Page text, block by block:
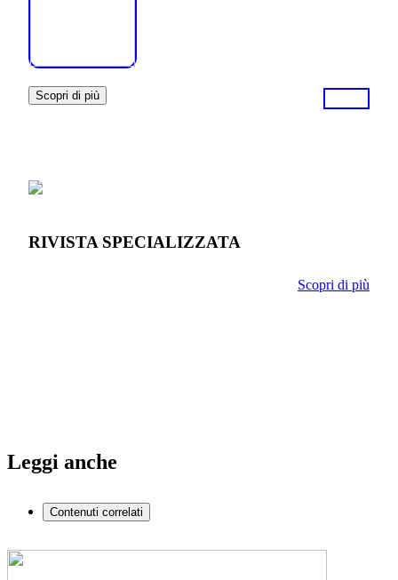
Scopri di più
RIVISTA SPECIALIZZATA
Scopri di più
Leggi anche
Contenuti correlati